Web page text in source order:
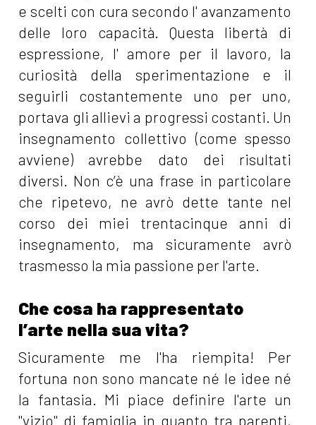
e scelti con cura secondo l' avanzamento
delle loro capacità. Questa libertà di
espressione, l' amore per il lavoro, la
curiosità della sperimentazione e il
seguirli costantemente uno per uno,
portava gli allievi a progressi costanti. Un
insegnamento collettivo (come spesso
avviene) avrebbe dato dei risultati
diversi. Non c’è una frase in particolare
che ripetevo, ne avrò dette tante nel
corso dei miei trentacinque anni di
insegnamento, ma sicuramente avrò
trasmesso la mia passione per l'arte.
Che cosa ha rappresentato
l’arte nella sua vita?
Sicuramente me l'ha riempita! Per
fortuna non sono mancate né le idee né
la fantasia. Mi piace definire l'arte un
"vizio" di famiglia in quanto tra parenti,